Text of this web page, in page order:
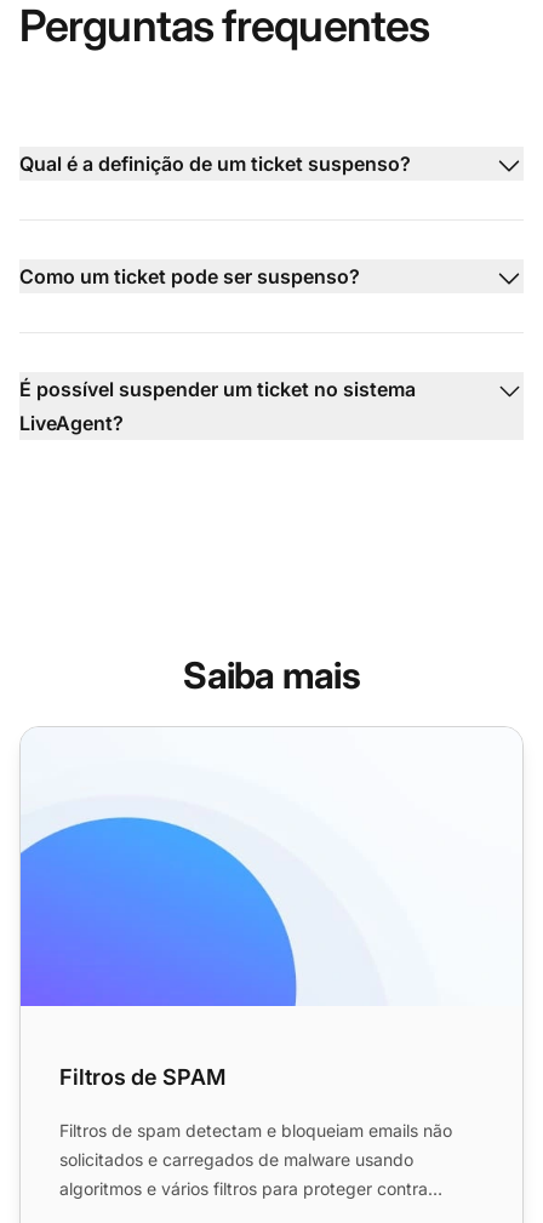
Perguntas frequentes
Qual é a definição de um ticket suspenso?
Como um ticket pode ser suspenso?
É possível suspender um ticket no sistema
LiveAgent?
Saiba mais
Filtros de SPAM
Filtros de SPAM
Filtros de spam detectam e bloqueiam emails não
solicitados e carregados de malware usando
algoritmos e vários filtros para proteger contra